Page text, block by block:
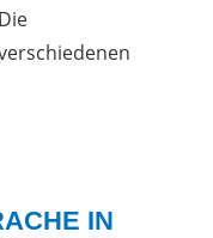
IN